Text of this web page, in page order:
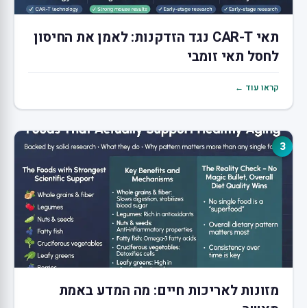
תאי CAR-T נגד הזדקנות: לאמן את החיסון
לחסל תאי זומבי
קראו עוד ←
3
מזונות לאריכות חיים: מה המדע באמת